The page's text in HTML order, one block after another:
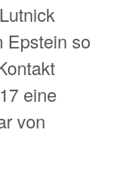
Epstein so
eine
von